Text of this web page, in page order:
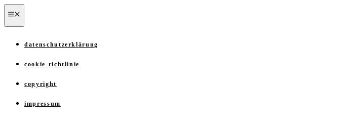
Zum
Inhalt
springen
datenschutzerklärung
cookie-richtlinie
copyright
impressum